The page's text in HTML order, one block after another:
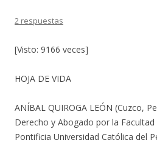
2 respuestas
[Visto: 9166 veces]
HOJA DE VIDA
ANÍBAL QUIROGA LEÓN (Cuzco,
Derecho y Abogado por la
Pontificia Universidad Católica del